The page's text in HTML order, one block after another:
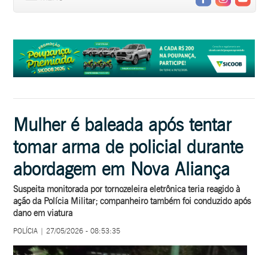
Mulher é baleada após tentar
tomar arma de policial durante
abordagem em Nova Aliança
Suspeita monitorada por tornozeleira eletrônica teria reagido à
ação da Polícia Militar; companheiro também foi conduzido após
dano em viatura
POLÍCIA | 27/05/2026 - 08:53:35